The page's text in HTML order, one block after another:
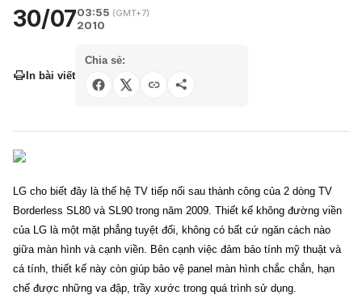
30/0703:55 (GMT+7)
2010
In bài viết
Chia sẻ:
LG cho biết đây là thế hệ TV tiếp nối sau thành công của 2 dòng TV
Borderless SL80 và SL90 trong năm 2009. Thiết kế không đường viền
của LG là một mặt phẳng tuyệt đối, không có bất cứ ngăn cách nào
giữa màn hình và cạnh viền. Bên cạnh việc đảm bảo tính mỹ thuật và
cá tính, thiết kế này còn giúp bảo vệ panel màn hình chắc chắn, hạn
chế được những va đập, trầy xước trong quá trình sử dụng.